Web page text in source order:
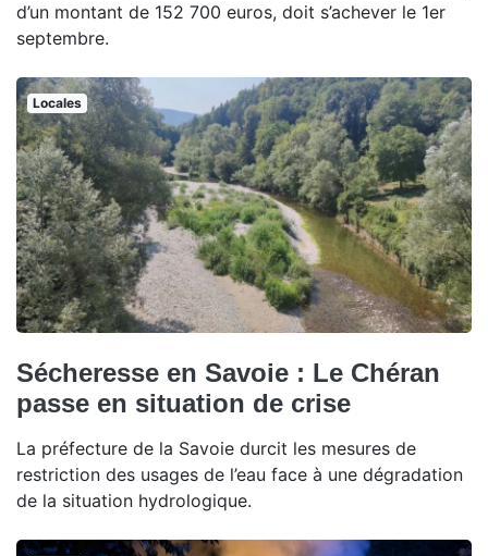
d’un montant de 152 700 euros, doit s’achever le 1er
septembre.
Locales
Sécheresse en Savoie : Le Chéran
passe en situation de crise
La préfecture de la Savoie durcit les mesures de
restriction des usages de l’eau face à une dégradation
de la situation hydrologique.